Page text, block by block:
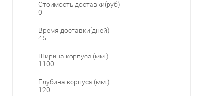
Стоимость доставки(руб)
0
Время доставки(дней)
45
Ширина корпуса (мм.)
1100
Глубина корпуса (мм.)
120